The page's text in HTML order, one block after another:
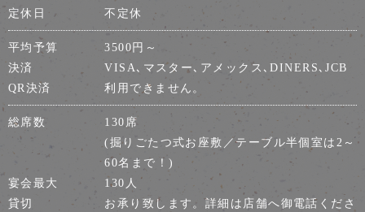
定休日
不定休
平均予算
3500円～
決済
VISA､マスター､アメックス､DINERS､JCB
QR決済
利用できません。
総席数
130席
(掘りごたつ式お座敷／テーブル半個室は2～
60名まで！)
宴会最大
130人
貸切
お承り致します。詳細は店舗へ御電話くださ